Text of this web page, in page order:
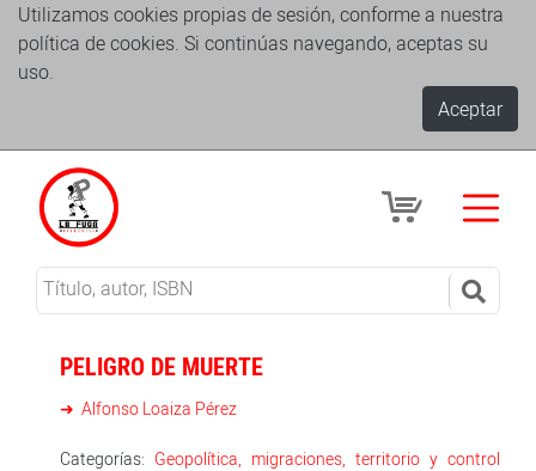
Utilizamos cookies propias de sesión, conforme a nuestra
política de cookies. Si continúas navegando, aceptas su
uso.
Aceptar
PELIGRO DE MUERTE
Alfonso Loaiza Pérez
Categorías: Geopolítica, migraciones, territorio y control